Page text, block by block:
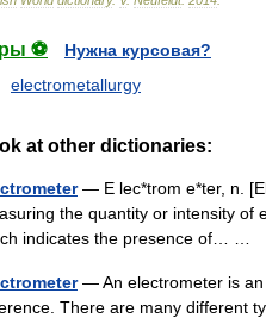
⚽
Нужна курсовая?
electrometallurgy
at other dictionaries:
— E lec*trom e*ter, n.
the quantity or intensity of
indicates the presence of… …
— An electrometer is an
There are many different